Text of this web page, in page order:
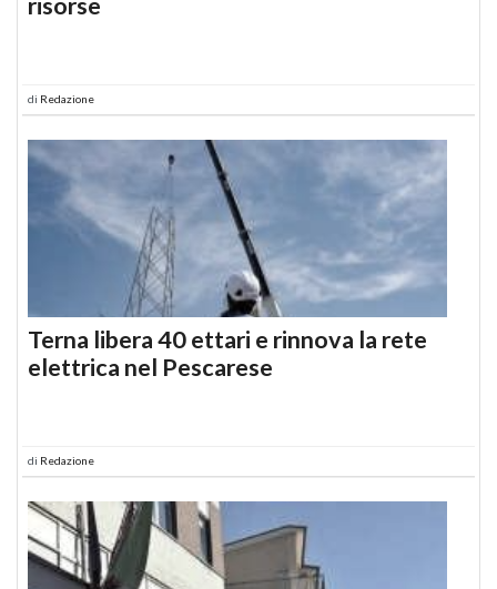
di Redazione
Terna libera 40 ettari e rinnova la rete
elettrica nel Pescarese
di Redazione